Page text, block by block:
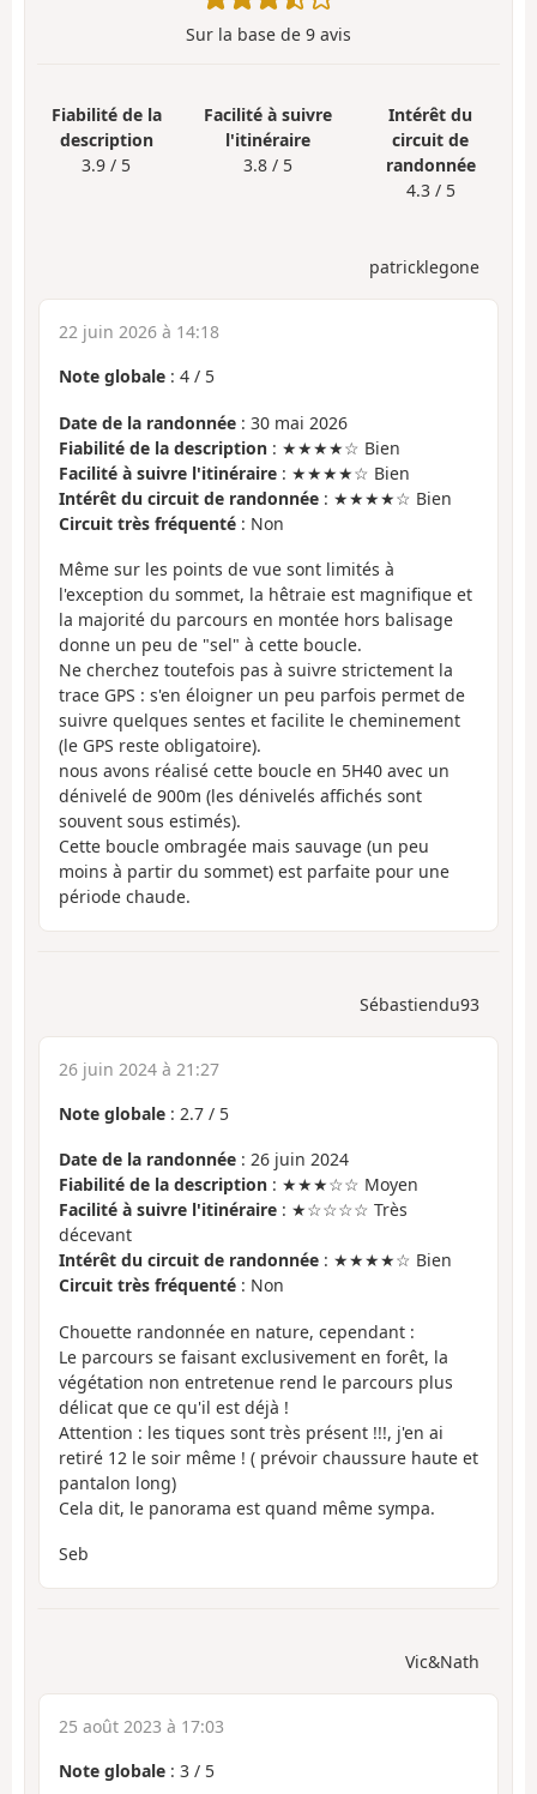
Sur la base de 9 avis
Fiabilité de la
description
3.9 / 5
Facilité à suivre
l'itinéraire
3.8 / 5
Intérêt du
circuit de
randonnée
4.3 / 5
patricklegone
22 juin 2026 à 14:18
Note globale : 4 / 5
Date de la randonnée : 30 mai 2026
Fiabilité de la description : ★★★★☆ Bien
Facilité à suivre l'itinéraire : ★★★★☆ Bien
Intérêt du circuit de randonnée : ★★★★☆ Bien
Circuit très fréquenté : Non
Même sur les points de vue sont limités à
l'exception du sommet, la hêtraie est magnifique et
la majorité du parcours en montée hors balisage
donne un peu de "sel" à cette boucle.
Ne cherchez toutefois pas à suivre strictement la
trace GPS : s'en éloigner un peu parfois permet de
suivre quelques sentes et facilite le cheminement
(le GPS reste obligatoire).
nous avons réalisé cette boucle en 5H40 avec un
dénivelé de 900m (les dénivelés affichés sont
souvent sous estimés).
Cette boucle ombragée mais sauvage (un peu
moins à partir du sommet) est parfaite pour une
période chaude.
Sébastiendu93
26 juin 2024 à 21:27
Note globale : 2.7 / 5
Date de la randonnée : 26 juin 2024
Fiabilité de la description : ★★★☆☆ Moyen
Facilité à suivre l'itinéraire : ★☆☆☆☆ Très
décevant
Intérêt du circuit de randonnée : ★★★★☆ Bien
Circuit très fréquenté : Non
Chouette randonnée en nature, cependant :
Le parcours se faisant exclusivement en forêt, la
végétation non entretenue rend le parcours plus
délicat que ce qu'il est déjà !
Attention : les tiques sont très présent !!!, j'en ai
retiré 12 le soir même ! ( prévoir chaussure haute et
pantalon long)
Cela dit, le panorama est quand même sympa.
Seb
Vic&Nath
25 août 2023 à 17:03
Note globale : 3 / 5